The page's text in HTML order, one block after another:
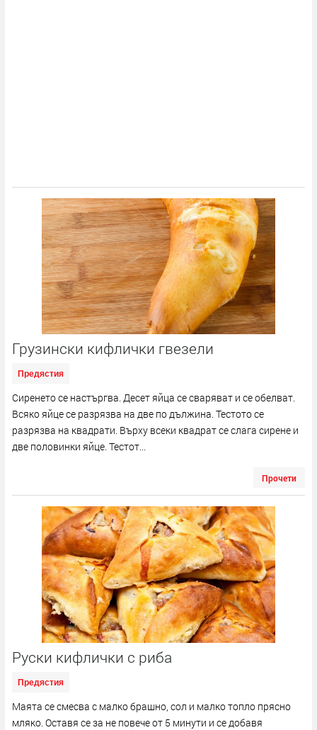
Грузински кифлички гвезели
Предястия
Сиренето се настъргва. Десет яйца се сваряват и се обелват.
Всяко яйце се разрязва на две по дължина. Тестото се
разрязва на квадрати. Върху всеки квадрат се слага сирене и
две половинки яйце. Тестот...
Прочети
Руски кифлички с риба
Предястия
Маята се смесва с малко брашно, сол и малко топло прясно
мляко. Оставя се за не повече от 5 минути и се добавя